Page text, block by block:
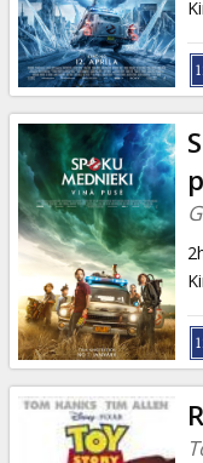
Uzkodas
B2B
Kino
Klubs